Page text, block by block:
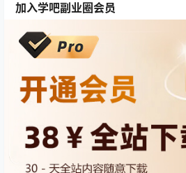
加入学吧副业圈会员